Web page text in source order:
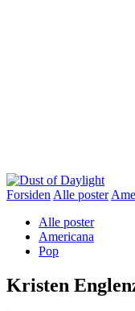
Forsiden Alle poster
Alle poster
Americana
Pop
Kristen